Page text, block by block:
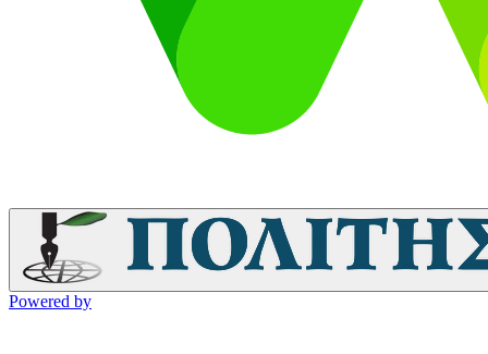
Powered by